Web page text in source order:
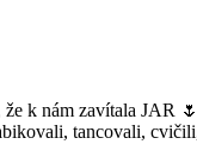
že k nám zavítala JAR
tancovali,